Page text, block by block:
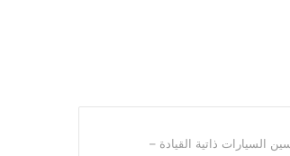
السيارات ذاتية القيادة –